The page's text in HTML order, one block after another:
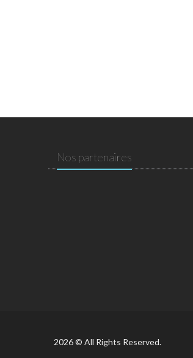
Nos partenaires
2026 © All Rights Reserved.